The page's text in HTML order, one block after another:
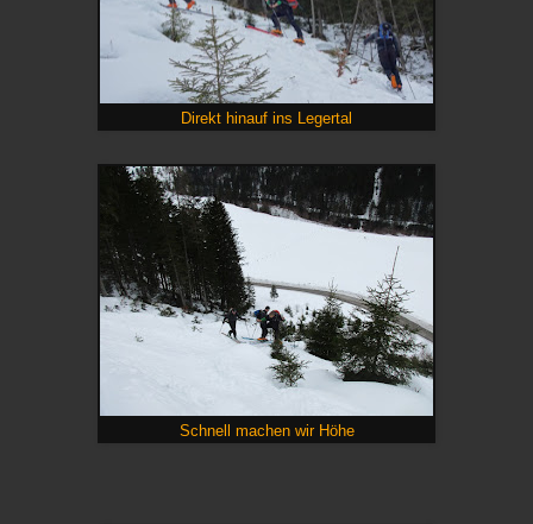
Direkt hinauf ins Legertal
Schnell machen wir Höhe